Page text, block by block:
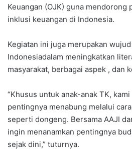
Keuangan (OJK) guna mendorong
‎inklusi keuangan di Indonesia.‎‎
Kegiatan ini juga merupakan
Indonesia‎dalam meningkatkan
masyarakat, berbagai ‎aspek , dan
“Khusus untuk anak-anak TK,
pentingnya menabung melalui
seperti dongeng. Bersama AAJI
ingin menanamkan pentingnya
sejak dini,” tuturnya.‎‎